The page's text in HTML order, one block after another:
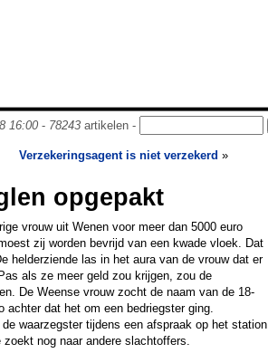
16:00- 78243artikelen -
Verzekeringsagent is niet verzekerd »
opgepakt
vrouw uit Wenen voor meer dan 5000 euro
zij worden bevrijd van een kwade vloek. Dat
helderziende las in het aura van de vrouw dat er
als ze meer geld zou krijgen, zou de
De Weense vrouw zocht de naam van de 18-
achter dat het om een bedriegster ging.
waarzegster tijdens een afspraak op het station
nog naar andere slachtoffers.